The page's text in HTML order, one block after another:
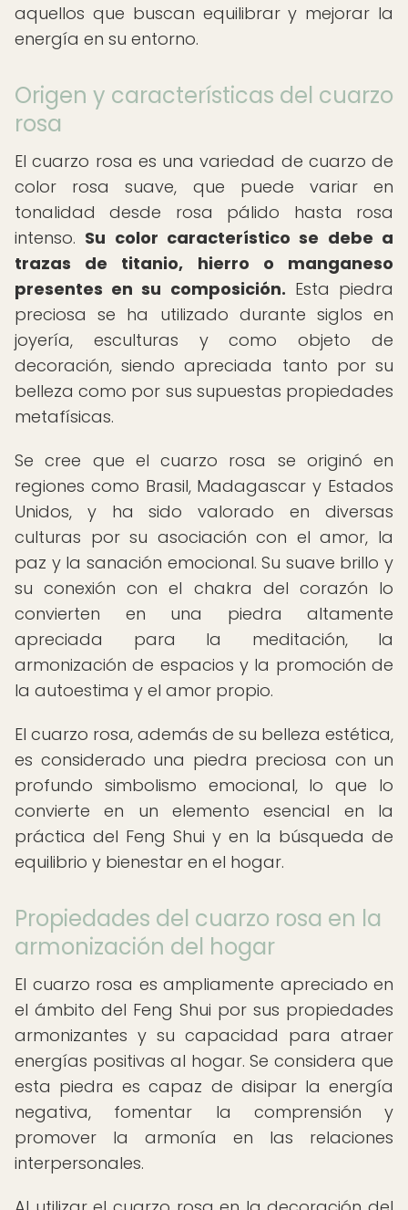
aquellos que buscan equilibrar y mejorar la
energía en su entorno.
Origen y características del cuarzo
rosa
El cuarzo rosa es una variedad de cuarzo de
color rosa suave, que puede variar en
tonalidad desde rosa pálido hasta rosa
intenso. Su color característico se debe a
trazas de titanio, hierro o manganeso
presentes en su composición. Esta piedra
preciosa se ha utilizado durante siglos en
joyería, esculturas y como objeto de
decoración, siendo apreciada tanto por su
belleza como por sus supuestas propiedades
metafísicas.
Se cree que el cuarzo rosa se originó en
regiones como Brasil, Madagascar y Estados
Unidos, y ha sido valorado en diversas
culturas por su asociación con el amor, la
paz y la sanación emocional. Su suave brillo y
su conexión con el chakra del corazón lo
convierten en una piedra altamente
apreciada para la meditación, la
armonización de espacios y la promoción de
la autoestima y el amor propio.
El cuarzo rosa, además de su belleza estética,
es considerado una piedra preciosa con un
profundo simbolismo emocional, lo que lo
convierte en un elemento esencial en la
práctica del Feng Shui y en la búsqueda de
equilibrio y bienestar en el hogar.
Propiedades del cuarzo rosa en la
armonización del hogar
El cuarzo rosa es ampliamente apreciado en
el ámbito del Feng Shui por sus propiedades
armonizantes y su capacidad para atraer
energías positivas al hogar. Se considera que
esta piedra es capaz de disipar la energía
negativa, fomentar la comprensión y
promover la armonía en las relaciones
interpersonales.